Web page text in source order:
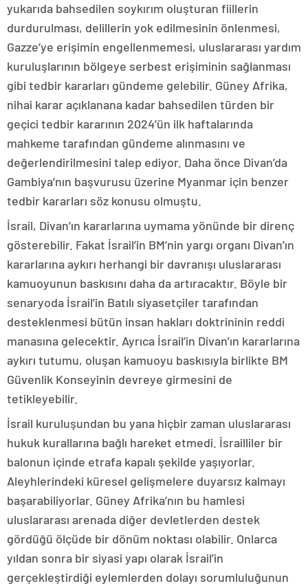
yukarıda bahsedilen soykırım oluşturan fiillerin
durdurulması, delillerin yok edilmesinin önlenmesi,
Gazze’ye erişimin engellenmemesi, uluslararası yardım
kuruluşlarının bölgeye serbest erişiminin sağlanması
gibi tedbir kararları gündeme gelebilir. Güney Afrika,
nihai karar açıklanana kadar bahsedilen türden bir
geçici tedbir kararının 2024’ün ilk haftalarında
mahkeme tarafından gündeme alınmasını ve
değerlendirilmesini talep ediyor. Daha önce Divan’da
Gambiya’nın başvurusu üzerine Myanmar için benzer
tedbir kararları söz konusu olmuştu.
İsrail, Divan’ın kararlarına uymama yönünde bir direnç
gösterebilir. Fakat İsrail’in BM’nin yargı organı Divan’ın
kararlarına aykırı herhangi bir davranışı uluslararası
kamuoyunun baskısını daha da artıracaktır. Böyle bir
senaryoda İsrail’in Batılı siyasetçiler tarafından
desteklenmesi bütün insan hakları doktrininin reddi
manasına gelecektir. Ayrıca İsrail’in Divan’ın kararlarına
aykırı tutumu, oluşan kamuoyu baskısıyla birlikte BM
Güvenlik Konseyinin devreye girmesini de
tetikleyebilir.
İsrail kuruluşundan bu yana hiçbir zaman uluslararası
hukuk kurallarına bağlı hareket etmedi. İsrailliler bir
balonun içinde etrafa kapalı şekilde yaşıyorlar.
Aleyhlerindeki küresel gelişmelere duyarsız kalmayı
başarabiliyorlar. Güney Afrika’nın bu hamlesi
uluslararası arenada diğer devletlerden destek
gördüğü ölçüde bir dönüm noktası olabilir. Onlarca
yıldan sonra bir siyasi yapı olarak İsrail’in
gerçekleştirdiği eylemlerden dolayı sorumluluğunun